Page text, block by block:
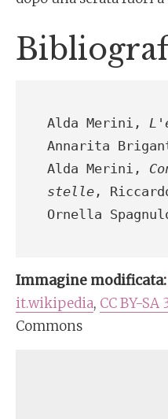
Alda Merini,
Annarita
Alda Merini,
stelle ,
Immagine modificata:
it.wikipedia, CC BY-SA
Commons